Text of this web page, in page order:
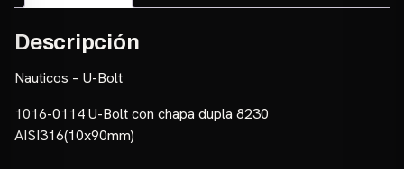
Descripción
Nauticos – U-Bolt
1016-0114 U-Bolt con chapa dupla 8230
AISI316(10x90mm)